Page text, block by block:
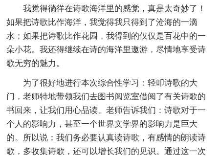
我觉得徜徉在诗歌海洋里的感觉，真是太奇妙了！
如果把诗歌比作海洋，我觉得我只得到了沧海的一滴
水；如果把诗歌比作花园，我得到的仅仅是百花中的一
朵小花。我还得继续在诗的海洋里遨游，尽情地享受诗
歌无穷的魅力。
为了很好地进行本次综合性学习：轻叩诗歌的大
门，老师特地带领我们去图书阅览室借阅了有关诗歌的
书回来，让我们用心品读。老师告诉我们：诗歌对于一
个人的影响力，甚至一个世界文学界的影响力是巨大
的。所以说：我们务必要认真读诗歌，有感情的朗读诗
歌，多收集诗歌，还可以增长我们的见识。通过这一次